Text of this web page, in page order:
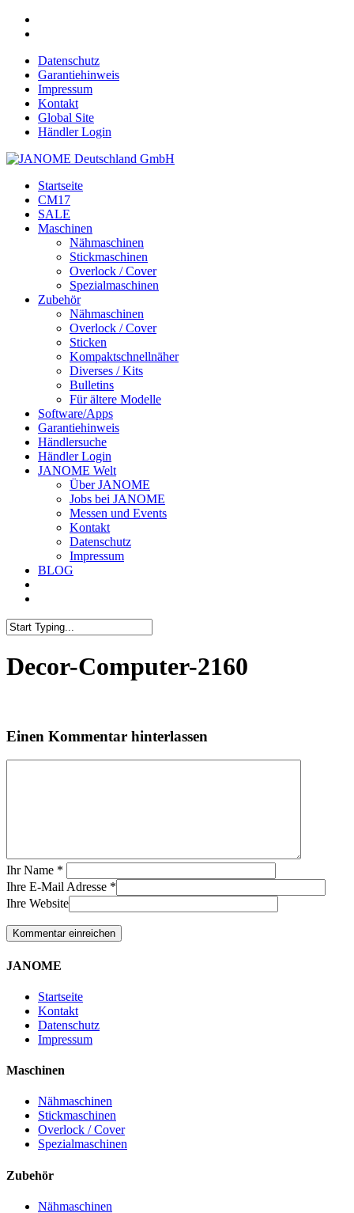
Datenschutz
Garantiehinweis
Impressum
Kontakt
Global Site
Händler Login
Startseite
CM17
SALE
Maschinen
Nähmaschinen
Stickmaschinen
Overlock / Cover
Spezialmaschinen
Zubehör
Nähmaschinen
Overlock / Cover
Sticken
Kompaktschnellnäher
Diverses / Kits
Bulletins
Für ältere Modelle
Software/Apps
Garantiehinweis
Händlersuche
Händler Login
JANOME Welt
Über JANOME
Jobs bei JANOME
Messen und Events
Kontakt
Datenschutz
Impressum
BLOG
Decor-Computer-2160
Einen Kommentar hinterlassen
Ihr Name *
Ihre E-Mail Adresse *
Ihre Website
JANOME
Startseite
Kontakt
Datenschutz
Impressum
Maschinen
Nähmaschinen
Stickmaschinen
Overlock / Cover
Spezialmaschinen
Zubehör
Nähmaschinen